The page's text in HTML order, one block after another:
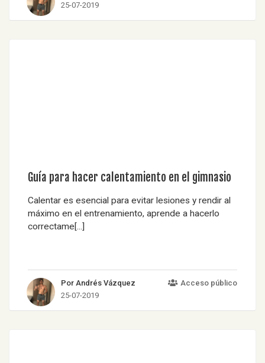
25-07-2019
Guía para hacer calentamiento en el gimnasio
Calentar es esencial para evitar lesiones y rendir al
máximo en el entrenamiento, aprende a hacerlo
correctame[...]
Por Andrés Vázquez
25-07-2019
Acceso público